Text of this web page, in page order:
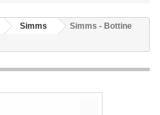
Simms
Simms - Bottine